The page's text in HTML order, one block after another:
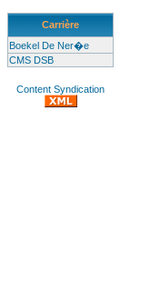
Carrière
Boekel De Ner�e
CMS DSB
Content Syndication